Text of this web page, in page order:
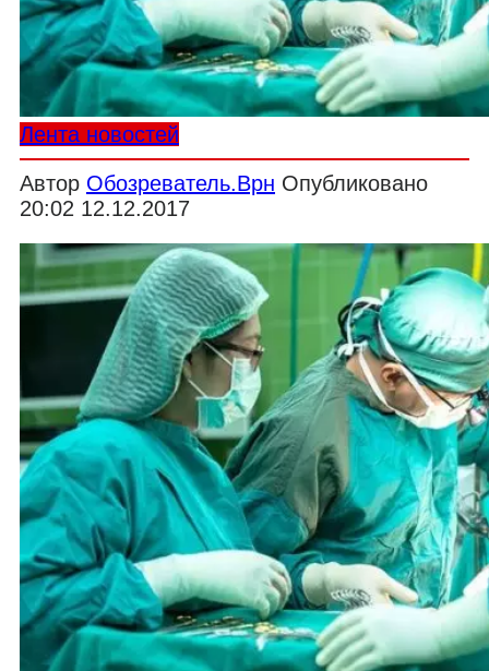
Лента новостей
Автор Обозреватель.Врн Опубликовано
20:02 12.12.2017